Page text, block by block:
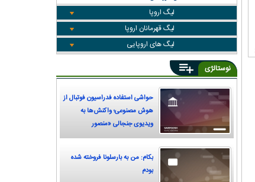
لیگ اروپا
لیگ قهرمانان اروپا
لیگ های اروپایی
نوستالژی
حواشی استفاده فدراسیون فوتبال از
هوش مصنوعی؛ واکنش‌ها به
ویدیوی جنجالی «منصور
پورحیدری»
بکام: من به بارسلونا فروخته شده
بودم